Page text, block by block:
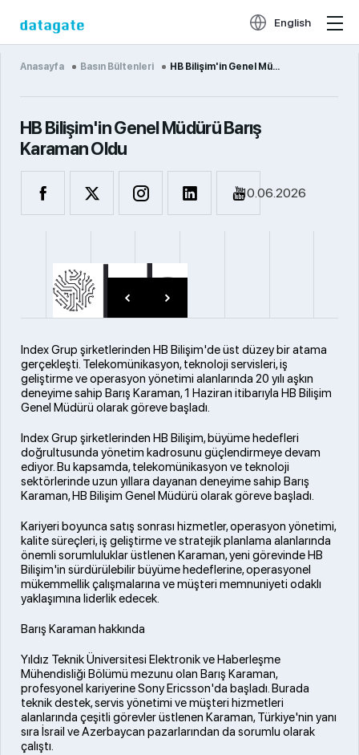
English
Anasayfa Basın Bültenleri HB Bilişim'in Genel Mü...
HB Bilişim'in Genel Müdürü Barış
Karaman Oldu
10.06.2026
Index Grup şirketlerinden HB Bilişim'de üst düzey bir atama
gerçekleşti. Telekomünikasyon, teknoloji servisleri, iş
geliştirme ve operasyon yönetimi alanlarında 20 yılı aşkın
deneyime sahip Barış Karaman, 1 Haziran itibarıyla HB Bilişim
Genel Müdürü olarak göreve başladı.
Index Grup şirketlerinden HB Bilişim, büyüme hedefleri
doğrultusunda yönetim kadrosunu güçlendirmeye devam
ediyor. Bu kapsamda, telekomünikasyon ve teknoloji
sektörlerinde uzun yıllara dayanan deneyime sahip Barış
Karaman, HB Bilişim Genel Müdürü olarak göreve başladı.
Kariyeri boyunca satış sonrası hizmetler, operasyon yönetimi,
kalite süreçleri, iş geliştirme ve stratejik planlama alanlarında
önemli sorumluluklar üstlenen Karaman, yeni görevinde HB
Bilişim'in sürdürülebilir büyüme hedeflerine, operasyonel
mükemmellik çalışmalarına ve müşteri memnuniyeti odaklı
yaklaşımına liderlik edecek.
Barış Karaman hakkında
Yıldız Teknik Üniversitesi Elektronik ve Haberleşme
Mühendisliği Bölümü mezunu olan Barış Karaman,
profesyonel kariyerine Sony Ericsson'da başladı. Burada
teknik destek, servis yönetimi ve müşteri hizmetleri
alanlarında çeşitli görevler üstlenen Karaman, Türkiye'nin yanı
sıra İsrail ve Azerbaycan pazarlarından da sorumlu olarak
çalıştı.